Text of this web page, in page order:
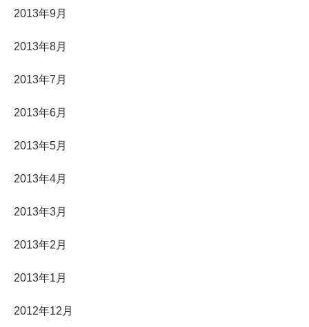
2013年9月
2013年8月
2013年7月
2013年6月
2013年5月
2013年4月
2013年3月
2013年2月
2013年1月
2012年12月